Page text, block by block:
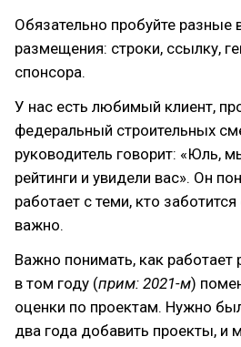
Обязательно пробуйте разные
размещения: строки, ссылку,
спонсора.
У нас есть любимый клиент,
федеральный строительных
руководитель говорит: «Юль,
рейтинги и увидели вас». Он
работает с теми, кто
важно.
Важно понимать, как работает
в том году (прим: 2021-м)
оценки по проектам. Нужно
два года добавить проекты, и